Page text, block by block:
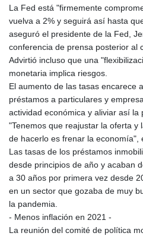
La Fed está "firmemente
vuelva a 2% y seguirá así hasta
aseguró el presidente de la Fed,
conferencia de prensa posterior al
Advirtió incluso que una
monetaria implica riesgos.
El aumento de las tasas encarece
préstamos a particulares y
actividad económica y aliviar así la
"Tenemos que reajustar la oferta y
de hacerlo es frenar la economía",
Las tasas de los préstamos
desde principios de año y acaban
a 30 años por primera vez desde
en un sector que gozaba de muy
la pandemia.
- Menos inflación en 2021 -
La reunión del comité de política